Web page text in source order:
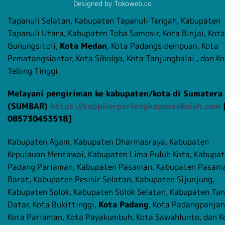
Kabupaten Serdang Bedagai, Kabupaten Simalungun,
Tapanuli Selatan, Kabupaten Tapanuli Tengah, Kabupaten
Tapanuli Utara, Kabupaten Toba Samosir, Kota Binjai, Kota
Gunungsitoli, Kota Medan, Kota Padangsidempuan, Kota
Pematangsiantar, Kota Sibolga, Kota Tanjungbalai , dan
Tebing Tinggi.
Melayani pengiriman ke kabupaten/kota di
(SUMBAR) https://supplierperlengkapansekolah.com
085730453518]
Kabupaten Agam, Kabupaten Dharmasraya, Kabupaten
Kepulauan Mentawai, Kabupaten Lima Puluh Kota,
Padang Pariaman, Kabupaten Pasaman, Kabupaten
Barat, Kabupaten Pesisir Selatan, Kabupaten Sijunjung,
Kabupaten Solok, Kabupaten Solok Selatan, Kabupaten
Datar, Kota Bukittinggi, Kota Padang, Kota
Kota Pariaman, Kota Payakumbuh, Kota Sawahlunto, dan
Designed by Tokoweb.co